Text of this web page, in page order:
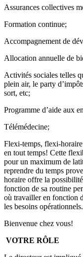
Assurances collectives
Formation continue;
Accompagnement de
Allocation annuelle de
Activités sociales telles
plein air, le party
sort, etc;
Programme d’aide aux
Télémédecine;
Flexi-temps, flexi-
en tout temps! Cette
pour un maximum de
reprendre du temps
horaire offre la
fonction de sa routine
où travailler en fonction
les besoins opérationnels.
Bienvenue chez vous!
VOTRE RÔLE